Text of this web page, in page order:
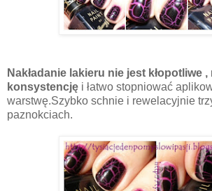
Nakładanie lakieru nie jest kłopotliwe
konsystencję i łatwo stopniować
warstwę.Szybko schnie i rewelacyjnie
paznokciach.